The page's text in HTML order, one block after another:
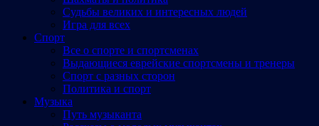
Судьбы великих и интересных людей
Игра для всех
Спорт
Все о спорте и спортсменах
Выдающиеся еврейские спортсмены и тренеры
Спорт с разных сторон
Политика и спорт
Музыка
Путь музыканта